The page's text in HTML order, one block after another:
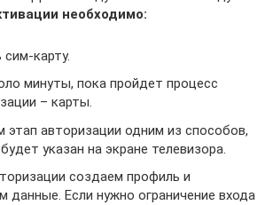
необходимо:
карту.
минуты, пока пройдет процесс
– карты.
этап авторизации одним из способов,
указан на экране телевизора.
создаем профиль и
данные. Если нужно ограничение входа